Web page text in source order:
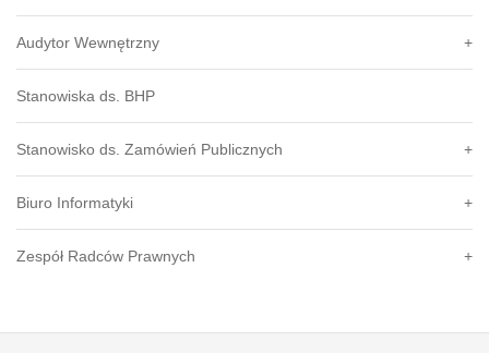
Audytor Wewnętrzny
Stanowiska ds. BHP
Stanowisko ds. Zamówień Publicznych
Biuro Informatyki
Zespół Radców Prawnych